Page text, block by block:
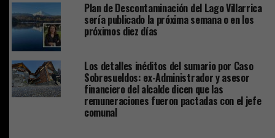
Plan de Descontaminación del Lago Villarrica
sería publicado la próxima semana o en los
próximos diez días
Los detalles inéditos del sumario por Caso
Sobresueldos: ex-Administrador y asesor
financiero del alcalde dicen que las
remuneraciones fueron pactadas con el jefe
comunal